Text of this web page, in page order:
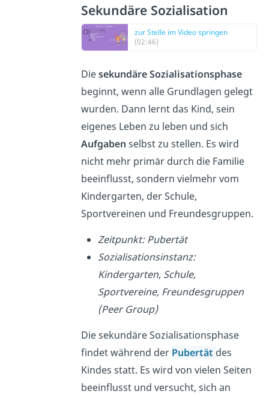
Sekundäre Sozialisation
zur Stelle im Video springen
(02:46)
Diesekundäre Sozialisationsphase
beginnt, wenn alle Grundlagen gelegt
wurden. Dann lernt das Kind, sein
eigenes Leben zu leben und sich
Aufgaben selbst zu stellen. Es wird
nicht mehr primär durch die Familie
beeinflusst, sondern vielmehr vom
Kindergarten, der Schule,
Sportvereinen und Freundesgruppen.
Zeitpunkt: Pubertät
Sozialisationsinstanz:
Kindergarten, Schule,
Sportvereine, Freundesgruppen
(Peer Group)
Die sekundäre Sozialisationsphase
findet während der Pubertät des
Kindes statt. Es wird von vielen Seiten
beeinflusst und versucht, sich an